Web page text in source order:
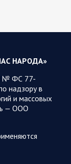
мирное
на 6 августа
будучи не в
атаковала
майоров
НАРОДА»
№ ФС 77-
надзору в
и массовых
— ООО